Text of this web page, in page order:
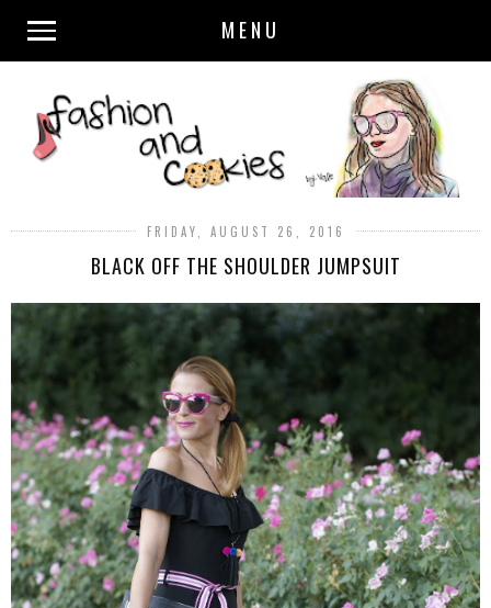
MENU
FRIDAY, AUGUST 26, 2016
BLACK OFF THE SHOULDER JUMPSUIT